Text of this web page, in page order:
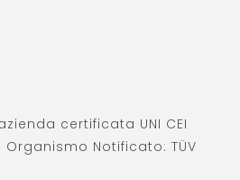
certificata UNI CEI
Organismo Notificato: TÜV